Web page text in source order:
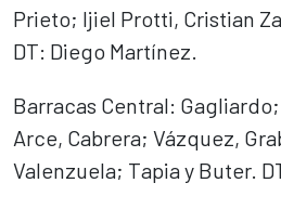
Prieto; Ijiel Protti, Cristian
DT: Diego Martínez.
Barracas Central:
Arce, Cabrera; Vázquez,
Valenzuela; Tapia y Buter.